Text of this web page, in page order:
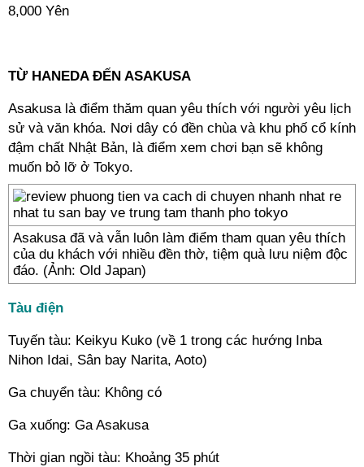
8,000 Yên
TỪ HANEDA ĐẾN ASAKUSA
Asakusa là điểm thăm quan yêu thích với người yêu lịch
sử và văn khóa. Nơi dây có đền chùa và khu phố cổ kính
đậm chất Nhật Bản, là điểm xem chơi bạn sẽ không
muốn bỏ lỡ ở Tokyo.
Asakusa đã và vẫn luôn làm điểm tham quan yêu thích
của du khách với nhiều đền thờ, tiệm quà lưu niệm độc
đáo. (Ảnh: Old Japan)
Tàu điện
Tuyến tàu: Keikyu Kuko (về 1 trong các hướng Inba
Nihon Idai, Sân bay Narita, Aoto)
Ga chuyển tàu: Không có
Ga xuống: Ga Asakusa
Thời gian ngồi tàu: Khoảng 35 phút